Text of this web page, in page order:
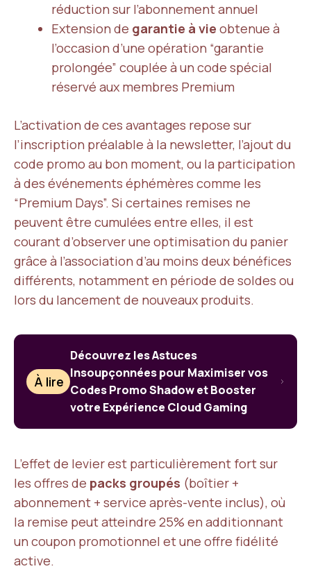
réduction sur l’abonnement annuel
Extension de garantie à vie obtenue à
l’occasion d’une opération “garantie
prolongée” couplée à un code spécial
réservé aux membres Premium
L’activation de ces avantages repose sur
l’inscription préalable à la newsletter, l’ajout du
code promo au bon moment, ou la participation
à des événements éphémères comme les
“Premium Days”. Si certaines remises ne
peuvent être cumulées entre elles, il est
courant d’observer une optimisation du panier
grâce à l’association d’au moins deux bénéfices
différents, notamment en période de soldes ou
lors du lancement de nouveaux produits.
À lire
Découvrez les Astuces
Insoupçonnées pour Maximiser vos
Codes Promo Shadow et Booster
votre Expérience Cloud Gaming
L’effet de levier est particulièrement fort sur
les offres de packs groupés (boîtier +
abonnement + service après-vente inclus), où
la remise peut atteindre 25% en additionnant
un coupon promotionnel et une offre fidélité
active.